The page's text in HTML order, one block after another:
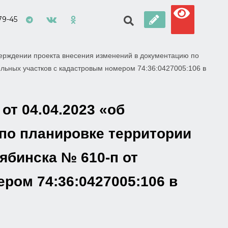
45
проекта внесения изменений в документацию по
участков с кадастровым номером 74:36:0427005:106 в
04.04.2023 «об
планировке территории
№ 610-п от
74:36:0427005:106 в